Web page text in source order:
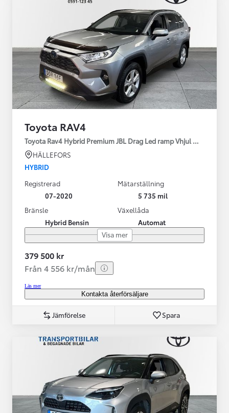
Toyota RAV4
Toyota Rav4 Hybrid Premium JBL Drag Led ramp Vhjul motorv
HÄLLEFORS
HYBRID
Registrerad
07-2020
Mätarställning
5 735 mil
Bränsle
Hybrid Bensin
Växellåda
Automat
Visa mer
379 500 kr
Från 4 556 kr/mån
Läs mer
Kontakta återförsäljare
Jämförelse Spara